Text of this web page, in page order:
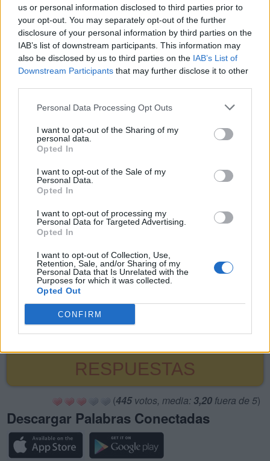
us or personal information disclosed to third parties prior to
your opt-out. You may separately opt-out of the further
disclosure of your personal information by third parties on the
IAB’s list of downstream participants. This information may
also be disclosed by us to third parties on the IAB’s List of
Downstream Participants that may further disclose it to other
Personal Data Processing Opt Outs
I want to opt-out of the Sharing of my
personal data.
Opted In
I want to opt-out of the Sale of my
Personal Data.
Opted In
I want to opt-out of processing my
Personal Data for Targeted Advertising.
Opted In
I want to opt-out of Collection, Use,
Retention, Sale, and/or Sharing of my
Personal Data that Is Unrelated with the
Purposes for which it was collected.
Opted Out
CONFIRM
4. M I G
A
5.
Y E M
A
6. A M
E
7. A M
É
8. G A
Y
G Y
M
I B
A
M E
M Í
A
E
Y
M
I
M
Í
19.
Y A
RESPUESTAS
(445votos, media: 3,20 fuera de 5)
Descargar Palabras Conectadas